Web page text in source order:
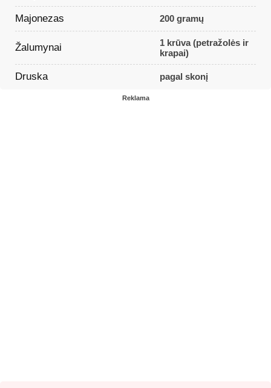
Majonezas 200 gramų
Žalumynai
1 krūva (petražolės ir
krapai)
Druska pagal skonį
Reklama